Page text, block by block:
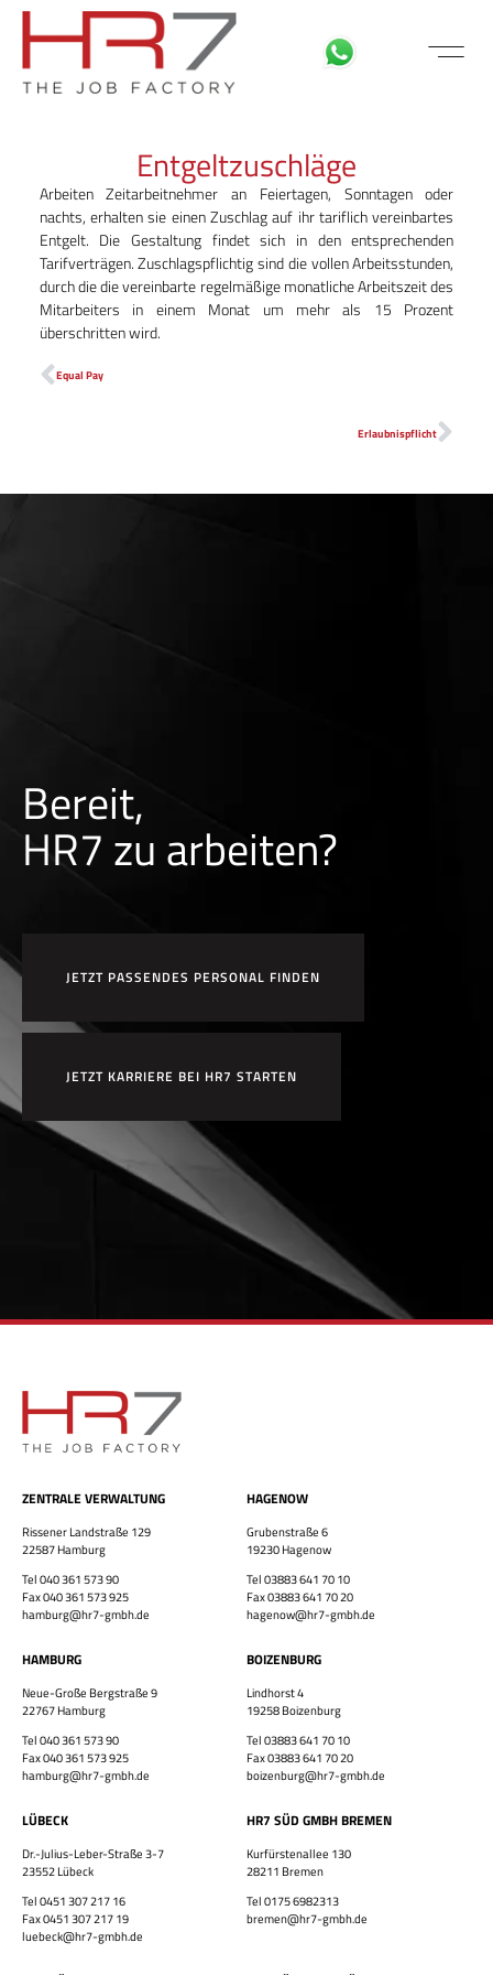
Entgeltzuschläge
Arbeiten Zeitarbeitnehmer an Feiertagen, Sonntagen oder
nachts, erhalten sie einen Zuschlag auf ihr tariflich vereinbartes
Entgelt. Die Gestaltung findet sich in den entsprechenden
Tarifverträgen. Zuschlagspflichtig sind die vollen Arbeitsstunden,
durch die die vereinbarte regelmäßige monatliche Arbeitszeit des
Mitarbeiters in einem Monat um mehr als 15 Prozent
überschritten wird.
Equal Pay
Erlaubnispflicht
Bereit,
HR7 zu arbeiten?
JETZT PASSENDES PERSONAL FINDEN
JETZT KARRIERE BEI HR7 STARTEN
ZENTRALE VERWALTUNG
Rissener Landstraße 129
22587 Hamburg
Tel 040 361 573 90
Fax 040 361 573 925
hamburg@hr7-gmbh.de
HAMBURG
Neue-Große Bergstraße 9
22767 Hamburg
Tel 040 361 573 90
Fax 040 361 573 925
hamburg@hr7-gmbh.de
HAGENOW
Grubenstraße 6
19230 Hagenow
Tel 03883 641 70 10
Fax 03883 641 70 20
hagenow@hr7-gmbh.de
BOIZENBURG
Lindhorst 4
19258 Boizenburg
Tel 03883 641 70 10
Fax 03883 641 70 20
boizenburg@hr7-gmbh.de
LÜBECK
Dr.-Julius-Leber-Straße 3-7
23552 Lübeck
Tel 0451 307 217 16
Fax 0451 307 217 19
luebeck@hr7-gmbh.de
HR7 SÜD GMBH BREMEN
Kurfürstenallee 130
28211 Bremen
Tel 0175 6982313
bremen@hr7-gmbh.de
Finde eine Stelle, die genau zu Dir passt!
Bewirb dich jetzt!
Vor- & Nachname
E-Mail-Adresse
WhatsApp-Nummer